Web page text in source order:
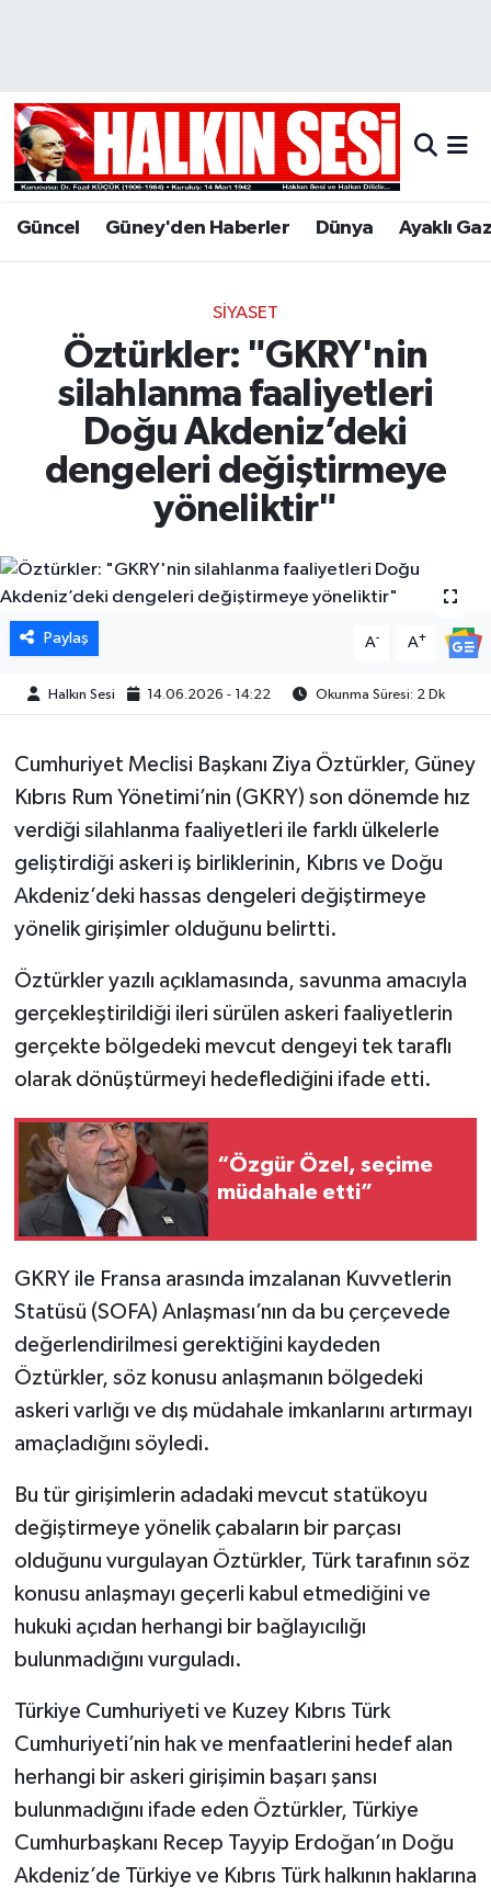
Güncel Güney'den Haberler Dünya Ayaklı
SIYASET
Öztürkler: "GKRY'nin
silahlanma faaliyetleri
Doğu Akdeniz’deki
dengeleri değiştirmeye
yöneliktir"
Paylaş A- A+
Halkın Sesi 14.06.2026 - 14:22 Okunma Süresi: 2 Dk
Cumhuriyet Meclisi Başkanı Ziya Öztürkler, Güney
Kıbrıs Rum Yönetimi’nin (GKRY) son dönemde hız
verdiği silahlanma faaliyetleri ile farklı ülkelerle
geliştirdiği askeri iş birliklerinin, Kıbrıs ve Doğu
Akdeniz’deki hassas dengeleri değiştirmeye
yönelik girişimler olduğunu belirtti.
Öztürkler yazılı açıklamasında, savunma amacıyla
gerçekleştirildiği ileri sürülen askeri faaliyetlerin
gerçekte bölgedeki mevcut dengeyi tek taraflı
olarak dönüştürmeyi hedeflediğini ifade etti.
“Özgür Özel, seçime
müdahale etti”
GKRY ile Fransa arasında imzalanan Kuvvetlerin
Statüsü (SOFA) Anlaşması’nın da bu çerçevede
değerlendirilmesi gerektiğini kaydeden
Öztürkler, söz konusu anlaşmanın bölgedeki
askeri varlığı ve dış müdahale imkanlarını artırmayı
amaçladığını söyledi.
Bu tür girişimlerin adadaki mevcut statükoyu
değiştirmeye yönelik çabaların bir parçası
olduğunu vurgulayan Öztürkler, Türk tarafının söz
konusu anlaşmayı geçerli kabul etmediğini ve
hukuki açıdan herhangi bir bağlayıcılığı
bulunmadığını vurguladı.
Türkiye Cumhuriyeti ve Kuzey Kıbrıs Türk
Cumhuriyeti’nin hak ve menfaatlerini hedef alan
herhangi bir askeri girişimin başarı şansı
bulunmadığını ifade eden Öztürkler, Türkiye
Cumhurbaşkanı Recep Tayyip Erdoğan’ın Doğu
Akdeniz’de Türkiye ve Kıbrıs Türk halkının haklarına
Hava Durumu
Trafik Durumu
Son Dakika Haberleri
Haber Arşivi